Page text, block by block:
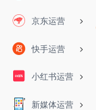
京东运营
快手运营
小红书运营
新媒体运营